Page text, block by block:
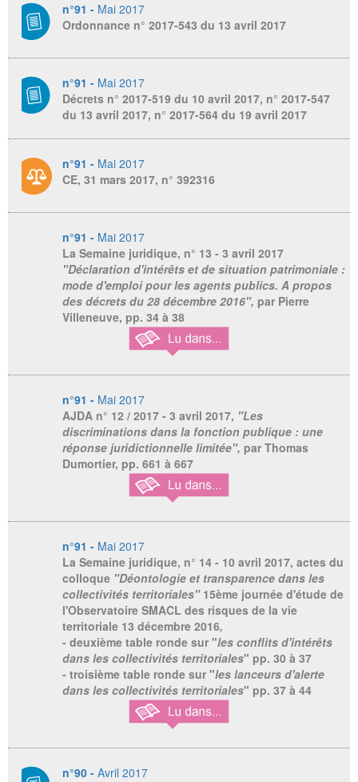
n°91 - Mai 2017
Ordonnance n° 2017-543 du 13 avril 2017
n°91 - Mai 2017
Décrets n° 2017-519 du 10 avril 2017, n° 2017-547
du 13 avril 2017, n° 2017-564 du 19 avril 2017
n°91 - Mai 2017
CE, 31 mars 2017, n° 392316
n°91 - Mai 2017
La Semaine juridique, n° 13 - 3 avril 2017
"Déclaration d'intérêts et de situation patrimoniale :
mode d'emploi pour les agents publics. A propos
des décrets du 28 décembre 2016", par Pierre
Villeneuve, pp. 34 à 38
n°91 - Mai 2017
AJDA n° 12 / 2017 - 3 avril 2017, "Les
discriminations dans la fonction publique : une
réponse juridictionnelle limitée", par Thomas
Dumortier, pp. 661 à 667
n°91 - Mai 2017
La Semaine juridique, n° 14 - 10 avril 2017, actes du
colloque "Déontologie et transparence dans les
collectivités territoriales" 15ème journée d'étude de
l'Observatoire SMACL des risques de la vie
territoriale 13 décembre 2016,
- deuxième table ronde sur "les conflits d'intérêts
dans les collectivités territoriales" pp. 30 à 37
- troisième table ronde sur "les lanceurs d'alerte
dans les collectivités territoriales" pp. 37 à 44
n°90 - Avril 2017